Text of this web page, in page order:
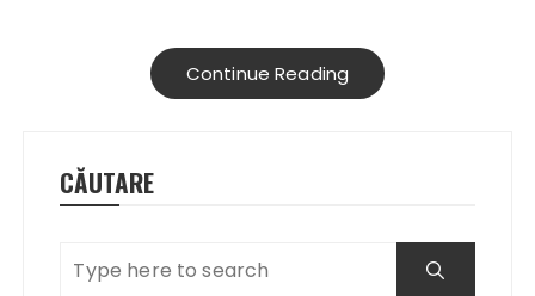
Continue Reading
CĂUTARE